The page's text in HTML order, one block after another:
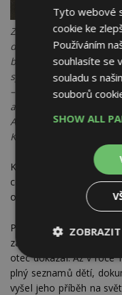
Z průchodu k
dostáváme k
byl slavnostně
symbolického „Winton
– Nicholase Wintona,
a chlapce
Anglie posledním
Kentovou. Foto: Ing.
Každý z těchto
cestu, příjezd i paměť.
odvahy napříč
Po válce se Winton
záchranné akci téměř
otec dokázal. Až v roce
plný seznamů dětí,
vyšel jeho příběh na
Tyto webové
cookie ke
Používáním
souhlasíte se
souladu s
souborů
SHOW ALL
Nezbytně
nutné
soubory